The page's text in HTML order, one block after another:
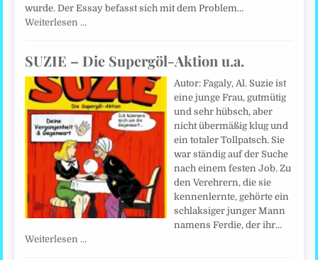
wurde. Der Essay befasst sich mit dem Problem…
Weiterlesen …
SUZIE – Die Supergöl-Aktion u.a.
Autor: Fagaly, Al. Suzie ist
eine junge Frau, gutmütig
und sehr hübsch, aber
nicht übermäßig klug und
ein totaler Tollpatsch. Sie
war ständig auf der Suche
nach einem festen Job. Zu
den Verehrern, die sie
kennenlernte, gehörte ein
schlaksiger junger Mann
namens Ferdie, der ihr…
Weiterlesen …